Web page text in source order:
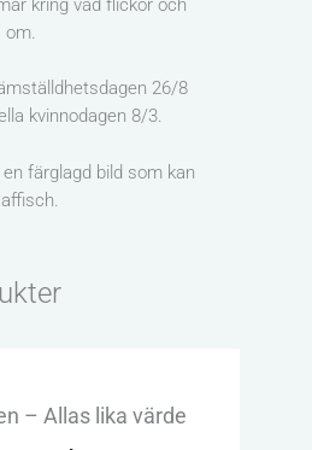
kring vad flickor och
om.
26/8
kvinnodagen 8/3.
färglagd bild som kan
– Allas lika värde